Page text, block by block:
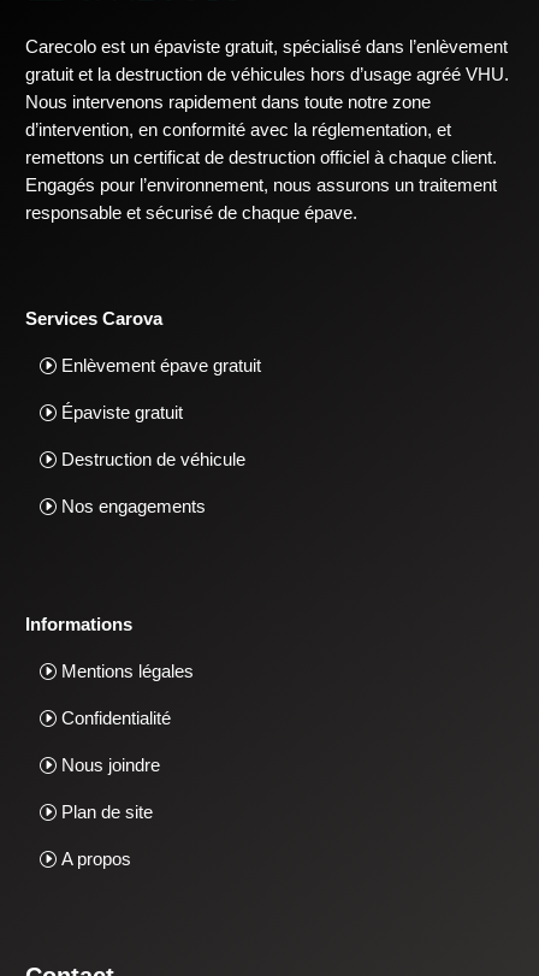
Carecolo est un épaviste gratuit, spécialisé dans l’enlèvement
gratuit et la destruction de véhicules hors d’usage agréé VHU.
Nous intervenons rapidement dans toute notre zone
d’intervention, en conformité avec la réglementation, et
remettons un certificat de destruction officiel à chaque client.
Engagés pour l’environnement, nous assurons un traitement
responsable et sécurisé de chaque épave.
Services Carova
Enlèvement épave gratuit
Épaviste gratuit
Destruction de véhicule
Nos engagements
Informations
Mentions légales
Confidentialité
Nous joindre
Plan de site
A propos